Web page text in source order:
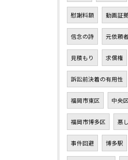
慰謝料額 動画証
信念の詩 元依頼者
見積もり 求償権
訴訟前決着の有用性
福岡市東区 中央
福岡市博多区 悪
事件回避 博多駅